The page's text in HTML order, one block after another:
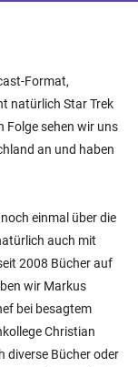
Format,
natürlich Star Trek
Folge sehen wir uns
an und haben
einmal über die
auch mit
2008 Bücher auf
wir Markus
bei besagtem
Christian
diverse Bücher oder